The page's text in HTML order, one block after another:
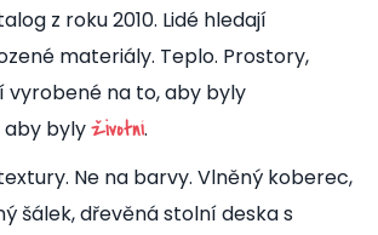
z roku 2010. Lidé hledají
materiály. Teplo. Prostory,
vyrobené na to, aby byly
aby bylyživotní.
Ne na barvy. Vlněný koberec,
šálek, dřevěná stolní deska s